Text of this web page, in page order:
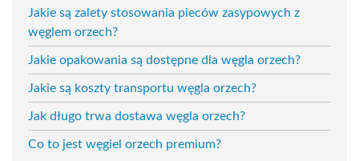
Jakie są zalety stosowania pieców zasypowych z
węglem orzech?
Jakie opakowania są dostępne dla węgla orzech?
Jakie są koszty transportu węgla orzech?
Jak długo trwa dostawa węgla orzech?
Co to jest węgiel orzech premium?